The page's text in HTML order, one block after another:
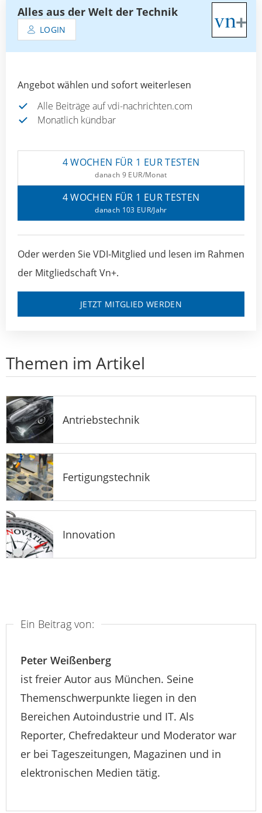
Alles aus der Welt der Technik
LOGIN
Angebot wählen und sofort weiterlesen
Alle Beiträge auf vdi-nachrichten.com
Monatlich kündbar
4 WOCHEN FÜR 1 EUR TESTEN
danach 9 EUR/Monat
4 WOCHEN FÜR 1 EUR TESTEN
danach 103 EUR/Jahr
Oder werden Sie VDI-Mitglied und lesen im Rahmen
der Mitgliedschaft Vn+.
JETZT MITGLIED WERDEN
Themen im Artikel
Antriebstechnik
Fertigungstechnik
Innovation
Ein Beitrag von:
Peter Weißenberg
ist freier Autor aus München. Seine
Themenschwerpunkte liegen in den
Bereichen Autoindustrie und IT. Als
Reporter, Chefredakteur und Moderator war
er bei Tageszeitungen, Magazinen und in
elektronischen Medien tätig.